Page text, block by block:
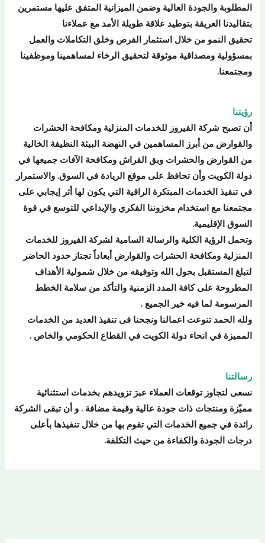
المطلوبة والجودة العالية وضمن الميزانية المتفق عليها مستمرين
بتقاليدنا العريقة بتوطيد علاقة طويلة الأمد مع عملاءنا
تحقيق النمو من خلال استثمار الفرص وخلق التكاملات والعمل
بمسؤولية ومصداقية موثوقة لتحقيق الرخاء لمساهمينا وموظفينا
ومجتمعنا.
رؤيتنا
أن تصبح شركة الفيروز للخدمات المنزلية ومكافحة الحشرات
والقوارض من أبرز المساهمين في النهضة البيئة النظيفة الخالية
من القوارض والحشرات وبق الفراش ومكافحة الآفات جميعها في
دولة الكويت وأن تحافظ على موقع الريادة في السوق. والاستمرار
في تنفيذ الخدمات المبتكرة الراقية التي يكون لها أثر إيجابي على
مجتمعنا مع استخدام مخزوننا الفكري والإبداعي للتوسع في قوة
السوق الإقليمية.
وتحمل الرؤية الكلية والرسالة السامية لشركة الفيروز للخدمات
المنزلية ومكافحة الحشرات والقوارض أبعاداً تجتاز حدود الحاضر
لتبلغ المستقبل بحول الله وتوفيقه من خلال شمولية الأهداف
المطروحة على كافة المدد الزمنية والتأكد من سلامة الخطط
المرسومة لما فيه خير الجميع .
ولله الحمد تنوعت اعمالنا ونجحنا فى تنفيذ العديد من الخدمات
المميزة في انحاء دولة الكويت في القطاع الحكومي والخاص .
رسالتنا
نسعى لتجاوز توقعات العملاء عبرَ تزويدهم بخدمات استثنائية
مميّزة ومنتجات ذات جودة عالية وقيمة مضافة . و أن تبقى الشركة
رائدة في جميع الخدمات التي تقوم بها من خلال تنفيذها بأعلى
درجات الجودة والكفاءة من حيث التكلفة.